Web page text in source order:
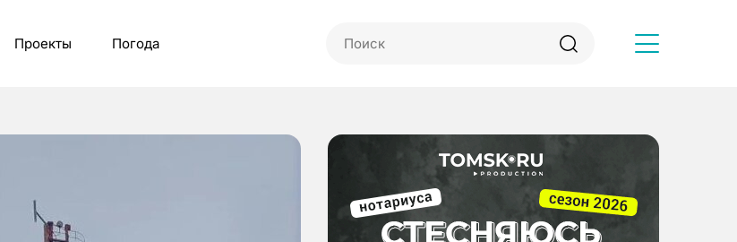
Проекты Погода